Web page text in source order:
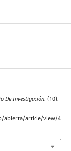
De Investigación, (10),
abierta/article/view/4